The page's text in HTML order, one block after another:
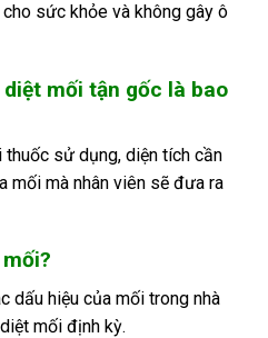
sức khỏe và không gây ô
mối tận gốc là bao
thuốc sử dụng, diện tích cần
mối mà nhân viên sẽ đưa ra
dấu hiệu của mối trong nhà
mối định kỳ.